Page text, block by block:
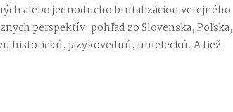
alebo jednoducho brutalizáciou verejného
perspektív: pohľad zo Slovenska, Poľska,
historickú, jazykovednú, umeleckú. A tiež